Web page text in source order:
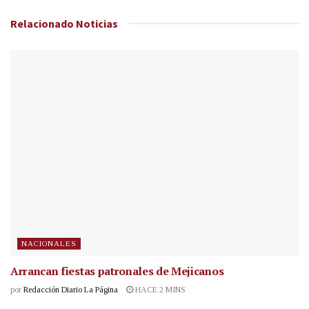
Relacionado Noticias
NACIONALES
Arrancan fiestas patronales de Mejicanos
por Redacción Diario La Página HACE 2 MINS